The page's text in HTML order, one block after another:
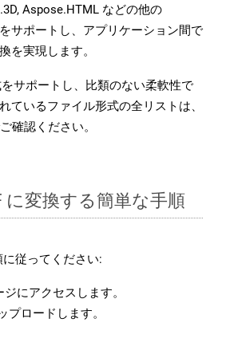
Aspose.HTML などの他の
サポートし、アプリケーション間で
を実現します。
サポートし、比類のない柔軟性で
ているファイル形式の全リストは、
確認ください。
に変換する簡単な手順
従ってください:
ジにアクセスします。
プロードします。